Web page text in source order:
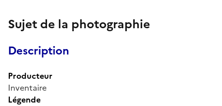
Sujet de la photographie
Description
Producteur
Inventaire
Légende